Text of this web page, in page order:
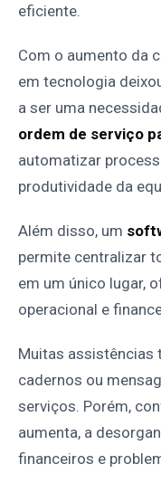
eficiente.
Com o aumento da
em tecnologia
a ser uma
ordem de serviço
automatizar
produtividade da
Além disso, um
permite centralizar
em um único lugar,
operacional e
Muitas assistências
cadernos ou
serviços. Porém,
aumenta, a
financeiros e